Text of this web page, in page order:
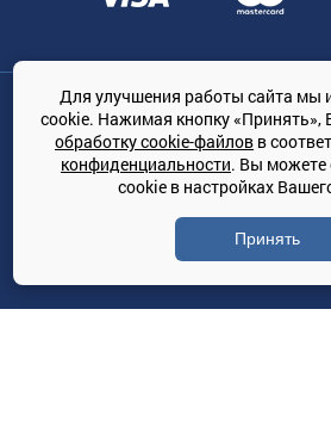
Общество с ограниченной
1167847364079, 197022, г. Санкт-
КЛИМАТПРОФ.ONLINE - оптовая
климатической техники на
© Сайт принадлежит ООО
Политика
Для улучшения работы сайта мы
cookie. Нажимая кнопку «Принять»,
обработку cookie-файлов в
конфиденциальности. Вы можете
cookie в настройках
Принять